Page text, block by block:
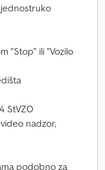
"Stop" ili "Vozilo
StVZO
nadzor,
podobno za